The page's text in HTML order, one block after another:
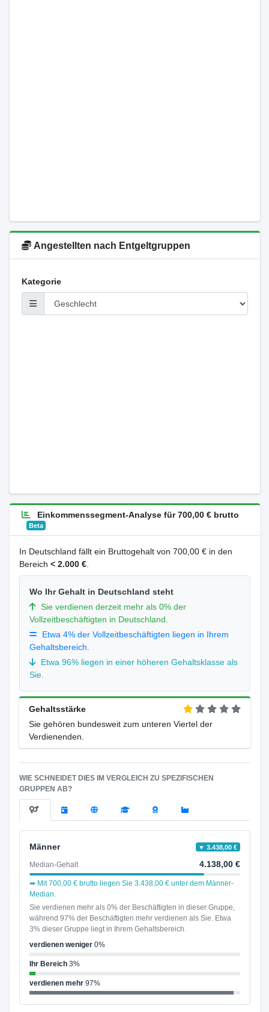
Angestellten nach Entgeltgruppen
Kategorie
Einkommenssegment-Analyse für 700,00 € brutto
Beta
In Deutschland fällt ein Bruttogehalt von 700,00 € in den
Bereich < 2.000 €.
Wo Ihr Gehalt in Deutschland steht
Sie verdienen derzeit mehr als 0% der
Vollzeitbeschäftigten in Deutschland.
Etwa 4% der Vollzeitbeschäftigten liegen in Ihrem
Gehaltsbereich.
Etwa 96% liegen in einer höheren Gehaltsklasse als
Sie.
Gehaltsstärke
Sie gehören bundesweit zum unteren Viertel der
Verdienenden.
WIE SCHNEIDET DIES IM VERGLEICH ZU SPEZIFISCHEN
GRUPPEN AB?
Männer ▼ 3.438,00 €
Median-Gehalt 4.138,00 €
➡ Mit 700,00 € brutto liegen Sie 3.438,00 € unter dem Männer-
Median.
Sie verdienen mehr als 0% der Beschäftigten in dieser Gruppe,
während 97% der Beschäftigten mehr verdienen als Sie. Etwa
3% dieser Gruppe liegt in Ihrem Gehaltsbereich.
verdienen weniger0%
Ihr Bereich3%
verdienen mehr97%